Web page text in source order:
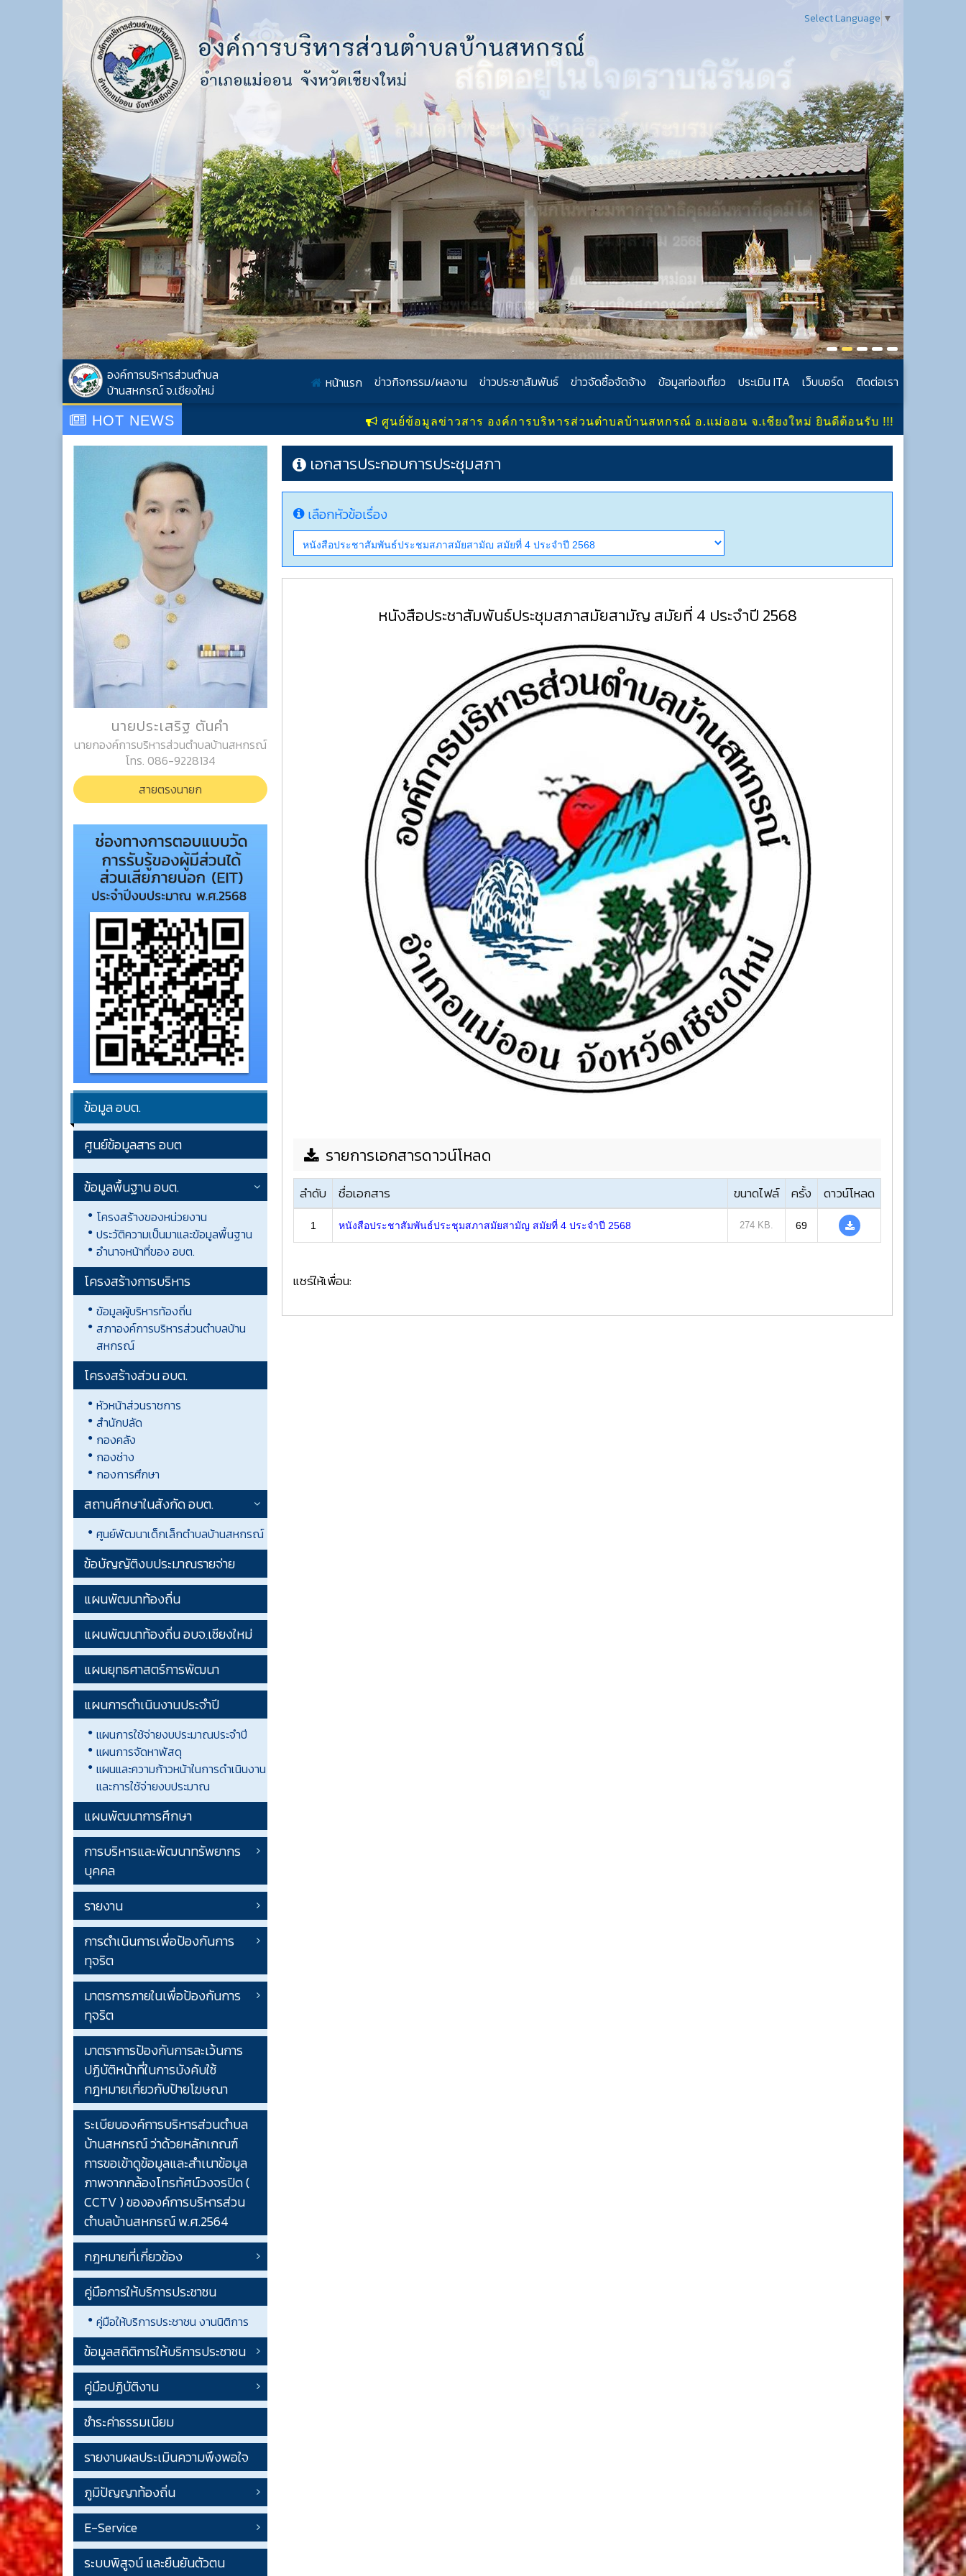
Select Language ▼
องค์การบริหารส่วนตำบล
บ้านสหกรณ์ จ.เชียงใหม่
หน้าแรก ข่าวกิจกรรม/ผลงาน ข่าวประชาสัมพันธ์ ข่าวจัดซื้อจัดจ้าง ข้อมูลท่องเที่ยว ประเมิน ITA เว็บบอร์ด ติดต่อเรา
HOT NEWS ศูนย์ข้อมูลข่าวสาร องค์การบริหารส่วนตำบลบ้านสหกรณ์ อ.แม่ออน จ.เชียงใหม่ ยินดีต้อนรับ !!!
นายประเสริฐ ตันคำ
นายกองค์การบริหารส่วนตำบลบ้านสหกรณ์
โทร. 086-9228134
สายตรงนายก
ข้อมูล อบต.
ศูนย์ข้อมูลสาร อบต
ข้อมูลพื้นฐาน อบต.
โครงสร้างของหน่วยงาน
ประวัติความเป็นมาและข้อมูลพื้นฐาน
อำนาจหน้าที่ของ อบต.
โครงสร้างการบริหาร
ข้อมูลผู้บริหารท้องถิ่น
สภาองค์การบริหารส่วนตำบลบ้าน
สหกรณ์
โครงสร้างส่วน อบต.
หัวหน้าส่วนราชการ
สำนักปลัด
กองคลัง
กองช่าง
กองการศึกษา
สถานศึกษาในสังกัด อบต.
ศูนย์พัฒนาเด็กเล็กตำบลบ้านสหกรณ์
ข้อบัญญัติงบประมาณรายจ่าย
แผนพัฒนาท้องถิ่น
แผนพัฒนาท้องถิ่น อบจ.เชียงใหม่
แผนยุทธศาสตร์การพัฒนา
แผนการดำเนินงานประจำปี
แผนการใช้จ่ายงบประมาณประจำปี
แผนการจัดหาพัสดุ
แผนและความก้าวหน้าในการดำเนินงาน
และการใช้จ่ายงบประมาณ
แผนพัฒนาการศึกษา
การบริหารและพัฒนาทรัพยากร
บุคคล
รายงาน
การดำเนินการเพื่อป้องกันการ
ทุจริต
มาตรการภายในเพื่อป้องกันการ
ทุจริต
มาตราการป้องกันการละเว้นการ
ปฏิบัติหน้าที่ในการบังคับใช้
กฎหมายเกี่ยวกับป้ายโฆษณา
ระเบียบองค์การบริหารส่วนตำบล
บ้านสหกรณ์ ว่าด้วยหลักเกณฑ์
การขอเข้าดูข้อมูลและสำเนาข้อมูล
ภาพจากกล้องโทรทัศน์วงจรปิด (
CCTV ) ขององค์การบริหารส่วน
ตำบลบ้านสหกรณ์ พ.ศ.2564
กฎหมายที่เกี่ยวข้อง
คู่มือการให้บริการประชาชน
คู่มือให้บริการประชาชน งานนิติการ
ข้อมูลสถิติการให้บริการประชาชน
คู่มือปฏิบัติงาน
ชำระค่าธรรมเนียม
รายงานผลประเมินความพึงพอใจ
ภูมิปัญญาท้องถิ่น
E-Service
ระบบพิสูจน์ และยืนยันตัวตน
เอกสารประกอบการประชุมสภา
เลือกหัวข้อเรื่อง
หนังสือประชาสัมพันธ์ประชุมสภาสมัยสามัญ สมัยที่ 4 ประจำปี 2568
รายการเอกสารดาวน์โหลด
ลำดับ ชื่อเอกสาร ขนาดไฟล์ ครั้ง ดาวน์โหลด
1 หนังสือประชาสัมพันธ์ประชุมสภาสมัยสามัญ สมัยที่ 4 ประจำปี 2568 274 KB. 69
แชร์ให้เพื่อน: